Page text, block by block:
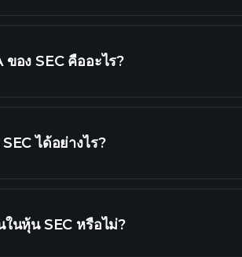
นายจ้างที่ใหญ่ที่สุด
ของ SEC คืออะไร?
งการเงิน SEC
ได้อย่างไร?
ในหุ้น SEC หรือไม่?